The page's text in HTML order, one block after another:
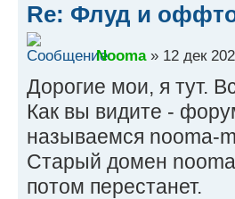
Re: Флуд и
Nooma» 12 дек
Дорогие мои, я тут.
Как вы видите -
называемся nooma-
Старый домен
потом перестанет.